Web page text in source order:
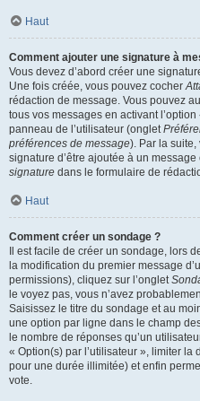
Haut
Comment ajouter une signature à
Vous devez d’abord créer une
Une fois créée, vous pouvez cocher
rédaction de message. Vous pouvez
tous vos messages en activant
panneau de l’utilisateur (onglet
préférences de message). Par la
signature d’être ajoutée à un
signature dans le formulaire de
Haut
Comment créer un sondage ?
Il est facile de créer un sondage, lors
la modification du premier message
permissions), cliquez sur l’onglet
le voyez pas, vous n’avez
Saisissez le titre du sondage et au
une option par ligne dans le champ
le nombre de réponses qu’un
« Option(s) par l’utilisateur », limiter
pour une durée illimitée) et enfin
vote.